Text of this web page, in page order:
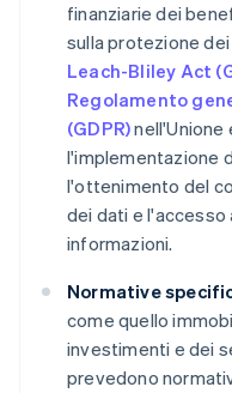
finanziarie dei
sulla protezione
Leach-Bliley Act
Regolamento
(GDPR)nell'Unione
l'implementazione
l'ottenimento del
dei dati e l'accesso
informazioni.
Normative
come quello
investimenti e dei
prevedono